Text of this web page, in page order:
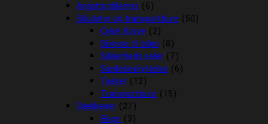
Angstproblemer (6)
Biludstyr og transportbure (50)
Cykel Kurve (2)
Diverse til bilen (8)
Sikkerheds seler (7)
Sædebeskyttelse (6)
Tasker (12)
Transportbure (15)
Dækkener (27)
Regn (3)